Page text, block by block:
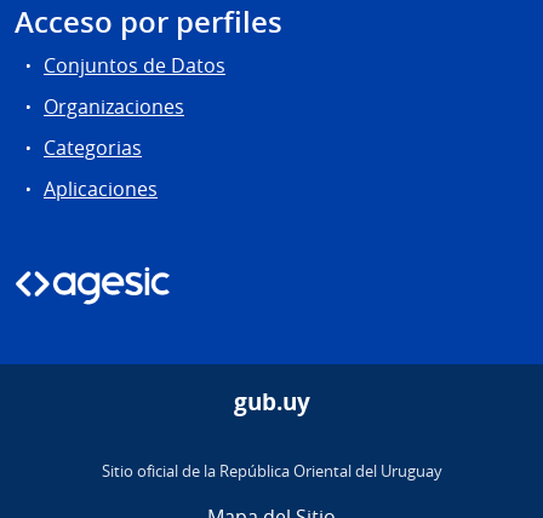
Acceso por perfiles
Conjuntos de Datos
Organizaciones
Categorias
Aplicaciones
gub.uy
Sitio oficial de la República Oriental del Uruguay